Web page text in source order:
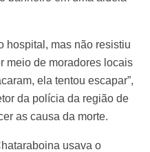
hospital, mas não resistiu
meio de moradores locais
ela tentou escapar”,
da polícia da região de
as causa da morte.
usava o